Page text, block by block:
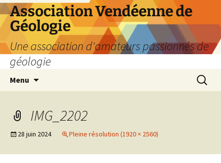
Aller
au
contenu
Association Vendéenne de
Géologie
Une association d'amateurs passionnés de
géologie
Menu
IMG_2202
28 juin 2024 Pleine résolution (1920 × 2560)